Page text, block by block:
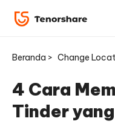
Beranda > Change
4 Cara
Tinder